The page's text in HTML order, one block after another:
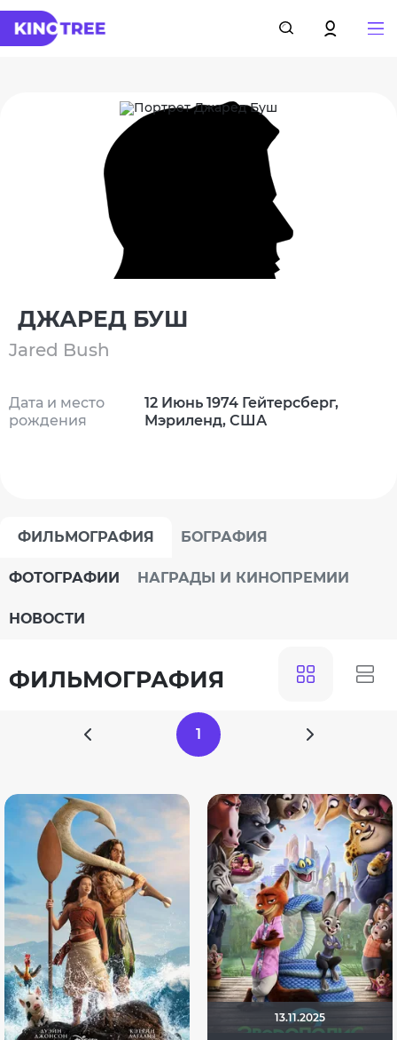
ДЖАРЕД БУШ
Jared Bush
Дата и место
рождения
12 Июнь 1974 Гейтерсберг,
Мэриленд, США
ФИЛЬМОГРАФИЯ БОГРАФИЯ
ФОТОГРАФИИ НАГРАДЫ И КИНОПРЕМИИ
НОВОСТИ
ФИЛЬМОГРАФИЯ
1
13.11.2025